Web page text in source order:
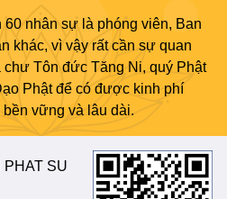
60 nhân sự là phóng viên, Ban
khác, vì vậy rất cần sự quan
chư Tôn đức Tăng Ni, quý Phật
Phật để có được kinh phí
vững và lâu dài.
PHAT SU